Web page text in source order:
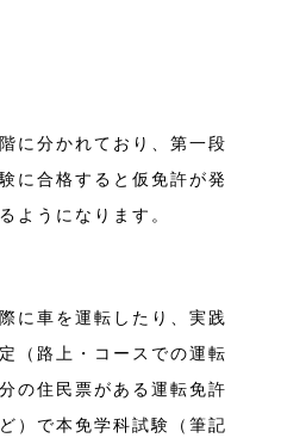
に分かれており、第一段
に合格すると仮免許が発
ようになります。
に車を運転したり、実践
（路上・コースでの運転
の住民票がある運転免許
）で本免学科試験（筆記